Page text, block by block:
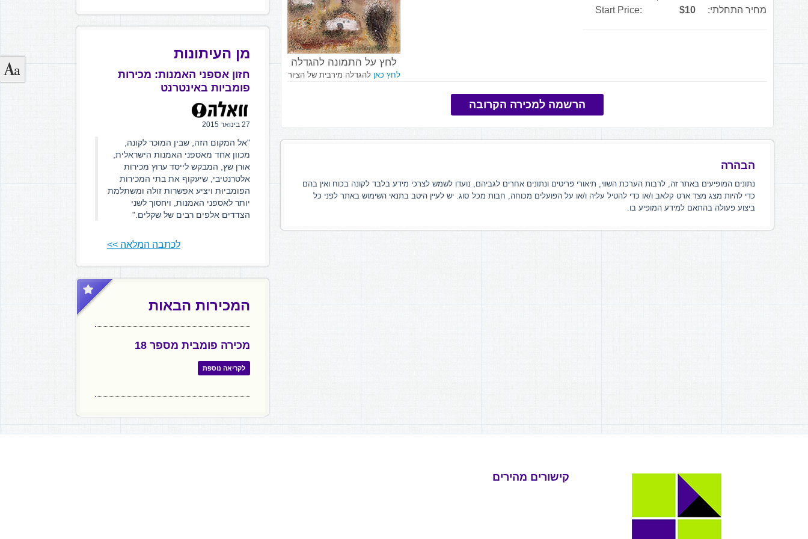
לחץ על התמונה להגדלה
לחץ כאן להגדלה מירבית של הציור
מחיר התחלתי:
$10
Start Price:
הרשמה למכירה הקרובה
הבהרה
נתונים המופיעים באתר זה, לרבות הערכת השווי, תיאורי פריטים ונתונים אחרים לגביהם, נועדו לשמש לצרכי מידע בלבד לקונה בכוח ואין בהם
כדי להיות מצג מצד ארט קלאב ו/או כדי להטיל עליה ו/או על הפועלים מכוחה, חבות מכל סוג. יש לעיין היטב בתנאי השימוש באתר לפני כל
ביצוע פעולה בהתאם למידע המופיע בו.
מן העיתונות
חזון אספני האמנות: מכירות
פומביות באינטרנט
27 בינואר 2015
"אל המקום הזה, שבין המוכר לקונה,
מכוון אחד מאספני האמנות הישראלית,
אורן שץ, המבקש לייסד ערוץ מכירות
אלטרנטיבי, שיעקוף את בתי המכירות
הפומביות ויציע אפשרות זולה ומשתלמת
יותר לאספני האמנות, ויחסוך לשני
הצדדים אלפים רבים של שקלים."
לכתבה המלאה >>
המכירות הבאות
מכירה פומבית מספר 18
לקריאה נוספת
קישורים מהירים